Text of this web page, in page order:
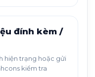
đính kèm /
hiện trạng hoặc gửi
kiểm tra